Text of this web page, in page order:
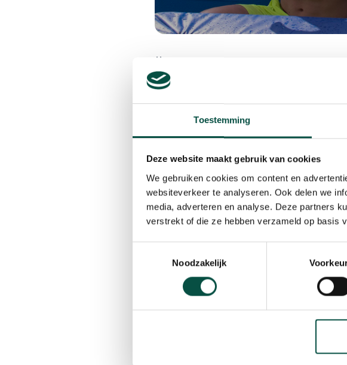
Toestemming
Deze website maakt gebruik van cookies
We gebruiken cookies om content en
websiteverkeer te analyseren. Ook delen we
media, adverteren en analyse. Deze partners
verstrekt of die ze hebben verzameld op basis
Noodzakelijk
Populaire YouTubers maken vlog voor
Bergeijk – Afgelopen donderdag
Heffels de jeugd in Bergeijk. Beide
aantal viewers op hun YouTube-
populair zijn in Bergeijk, bleek wel
Boaz en Jesse waren in Bergeijk om
trampolines sprongen de YouTubers
van Bergeijk. De ruim 120 aanwezigen
gewonnen, zagen het duo vele salto’s
namen om met alle fans op de foto te
Anton Kleemans, mede-eigenaar van